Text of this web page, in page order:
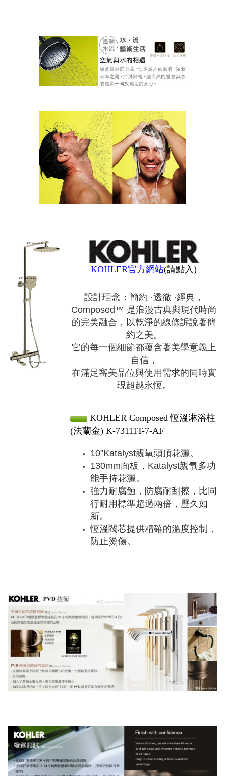
KOHLER官方網站(請點入)
設計理念：簡約 ·透徹 ·經典，
Composed™ 是浪漫古典與現代時尚
的完美融合，以乾淨的線條訴說著簡
約之美。
它的每一個細節都蘊含著美學意義上
自信，
在滿足審美品位與使用需求的同時實
現超越永恆。
KOHLER Composed 恆溫淋浴柱
(法蘭金) K-73111T-7-AF
10"Katalyst親氧頭頂花灑。
130mm面板，Katalyst親氧多功
能手持花灑。
強力耐腐蝕，防腐耐刮擦，比同
行耐用標準超過兩倍，歷久如
新。
恆溫閥芯提供精確的溫度控制，
防止燙傷。